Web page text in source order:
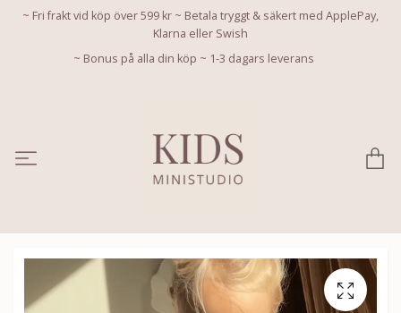
~ Fri frakt vid köp över 599 kr ~ Betala tryggt & säkert med ApplePay,
Klarna eller Swish
~ Bonus på alla din köp ~ 1-3 dagars leverans